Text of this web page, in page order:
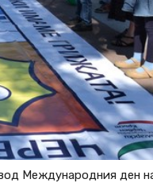
Международния ден